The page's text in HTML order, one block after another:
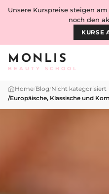
Skip to content
MONLIS
BEAUTY SCHOOL
Unsere Kurspreise steigen am
noch den
KURSE
Home/Blog/Nicht kategorisiert
/Europäische, Klassische und